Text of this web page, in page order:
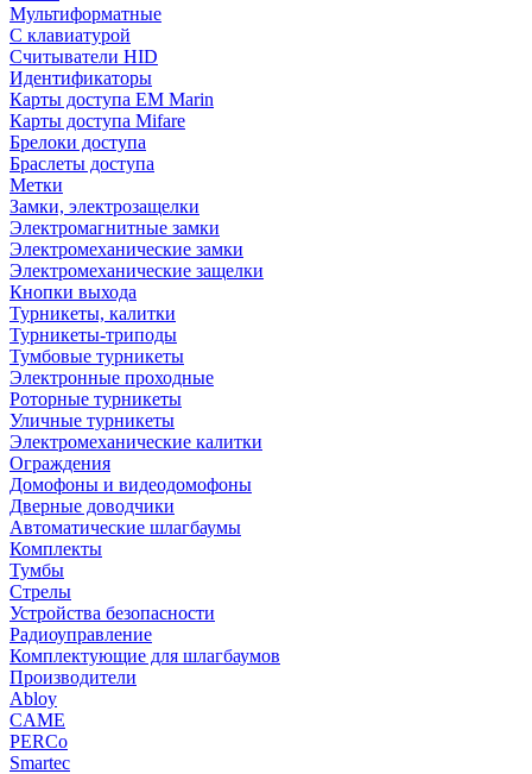
Мультиформатные
С клавиатурой
Считыватели HID
Идентификаторы
Карты доступа EM Marin
Карты доступа Mifare
Брелоки доступа
Браслеты доступа
Метки
Замки, электрозащелки
Электромагнитные замки
Электромеханические замки
Электромеханические защелки
Кнопки выхода
Турникеты, калитки
Турникеты-триподы
Тумбовые турникеты
Электронные проходные
Роторные турникеты
Уличные турникеты
Электромеханические калитки
Ограждения
Домофоны и видеодомофоны
Дверные доводчики
Автоматические шлагбаумы
Комплекты
Тумбы
Стрелы
Устройства безопасности
Радиоуправление
Комплектующие для шлагбаумов
Производители
Abloy
CAME
PERCo
Smartec